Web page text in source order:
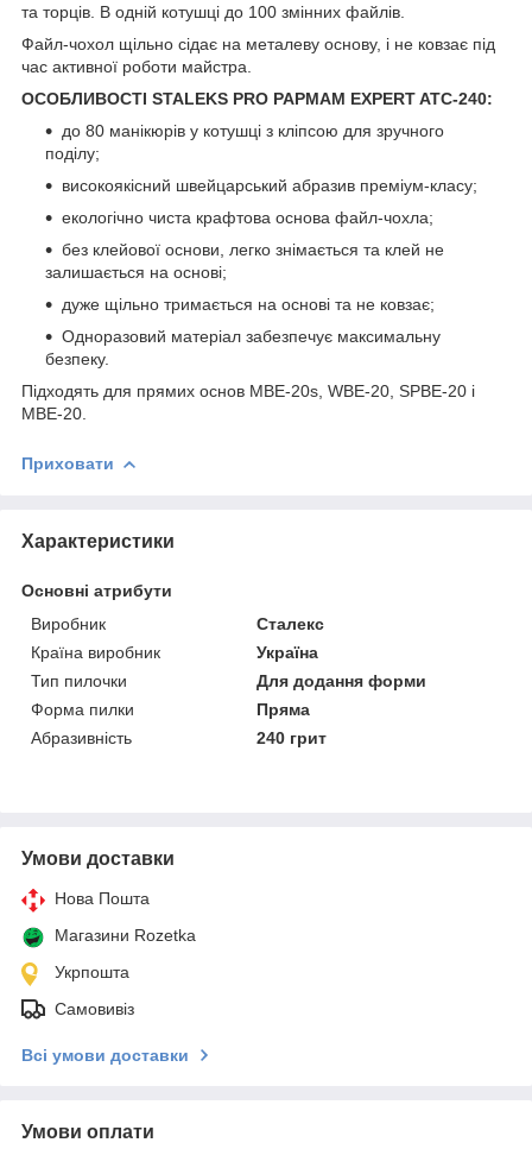
та торців. В одній котушці до 100 змінних файлів.
Файл-чохол щільно сідає на металеву основу, і не ковзає під
час активної роботи майстра.
ОСОБЛИВОСТІ STALEKS PRO PAPMAM EXPERT ATC-240:
до 80 манікюрів у котушці з кліпсою для зручного
поділу;
високоякісний швейцарський абразив преміум-класу;
екологічно чиста крафтова основа файл-чохла;
без клейової основи, легко знімається та клей не
залишається на основі;
дуже щільно тримається на основі та не ковзає;
Одноразовий матеріал забезпечує максимальну
безпеку.
Підходять для прямих основ MBE-20s, WBE-20, SPBE-20 і
MBE-20.
Приховати
Характеристики
Основні атрибути
Виробник
Сталекс
Країна виробник
Україна
Тип пилочки
Для додання форми
Форма пилки
Пряма
Абразивність
240 грит
Умови доставки
Нова Пошта
Магазини Rozetka
Укрпошта
Самовивіз
Всі умови доставки
Умови оплати